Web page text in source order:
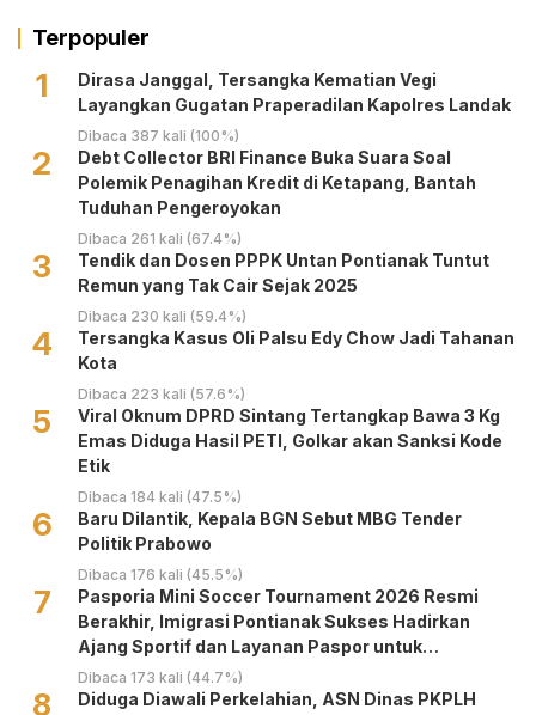
Terpopuler
1
Dirasa Janggal, Tersangka Kematian Vegi
Layangkan Gugatan Praperadilan Kapolres Landak
Dibaca 387 kali (100%)
2
Debt Collector BRI Finance Buka Suara Soal
Polemik Penagihan Kredit di Ketapang, Bantah
Tuduhan Pengeroyokan
Dibaca 261 kali (67.4%)
3
Tendik dan Dosen PPPK Untan Pontianak Tuntut
Remun yang Tak Cair Sejak 2025
Dibaca 230 kali (59.4%)
4
Tersangka Kasus Oli Palsu Edy Chow Jadi Tahanan
Kota
Dibaca 223 kali (57.6%)
5
Viral Oknum DPRD Sintang Tertangkap Bawa 3 Kg
Emas Diduga Hasil PETI, Golkar akan Sanksi Kode
Etik
Dibaca 184 kali (47.5%)
6
Baru Dilantik, Kepala BGN Sebut MBG Tender
Politik Prabowo
Dibaca 176 kali (45.5%)
7
Pasporia Mini Soccer Tournament 2026 Resmi
Berakhir, Imigrasi Pontianak Sukses Hadirkan
Ajang Sportif dan Layanan Paspor untuk
Masyarakat
Dibaca 173 kali (44.7%)
8
Diduga Diawali Perkelahian, ASN Dinas PKPLH